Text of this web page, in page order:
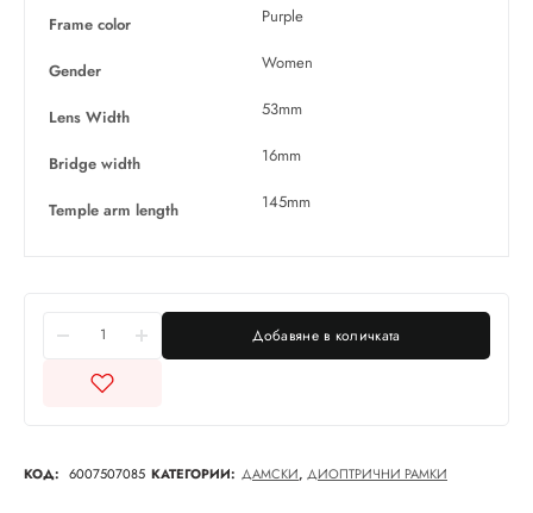
Frame color Purple
Gender Women
Lens Width 53mm
Bridge width 16mm
Temple arm length 145mm
Добавяне в количката
КОД: 6007507085 КАТЕГОРИИ: ДАМСКИ, ДИОПТРИЧНИ РАМКИ